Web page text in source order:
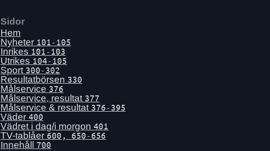
Sidor
Hem
Nyheter 101-105
Inrikes 101-103
Utrikes 104-105
Sport 300-302
Resultatbörsen 330
Målservice 376
Målservice, resultat 377
Målservice & resultat 376-395
Väder 400
Vädret i dag/i morgon 401
TV-tablåer 600, 650-656
Innehåll 700